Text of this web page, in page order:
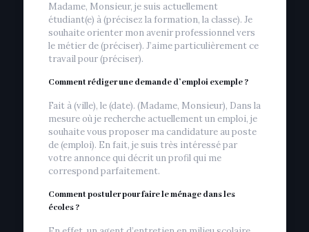
Madame, Monsieur, je suis actuellement
étudiant(e) à (précisez la formation, la classe). Je
souhaite orienter mon avenir professionnel vers
le métier de (préciser). J’aime particulièrement ce
travail pour (préciser).
Comment rédiger une demande d’emploi exemple ?
Fait à (ville), le (date). (Madame, Monsieur), Dans la
mesure où je recherche actuellement un emploi, je
souhaite vous proposer ma candidature au poste
de (emploi). En fait, je suis très intéressé par
votre annonce qui décrit un profil qui me
correspond parfaitement.
Comment postuler pour faire le ménage dans les
écoles ?